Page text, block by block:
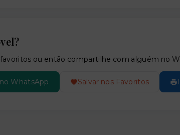
favoritos ou então compartilhe com alguém no
WhatsApp Salvar nos Favoritos